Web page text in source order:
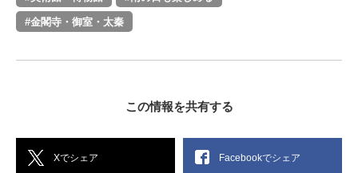
#金閣寺・御室・太秦
この情報を共有する
Xでシェア Facebookでシェア